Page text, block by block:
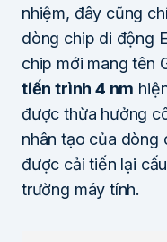
nhiệm, đây cũng
dòng chip di động
chip mới mang tên
tiến trình 4 nm
được thừa hưởng
nhân tạo của dòng
được cải tiến lại
trường máy tính.